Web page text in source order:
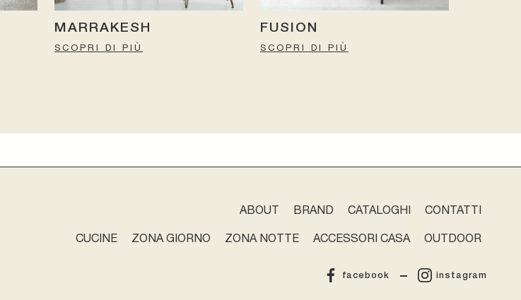
MARRAKESH
SCOPRI DI PIÙ
FUSION
SCOPRI DI PIÙ
ABOUT BRAND CATALOGHI CONTATTI
CUCINE ZONA GIORNO ZONA NOTTE ACCESSORI CASA OUTDOOR
facebook instagram